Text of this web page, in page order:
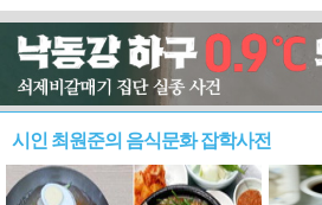
시인 최원준의 음식문화 잡학사전